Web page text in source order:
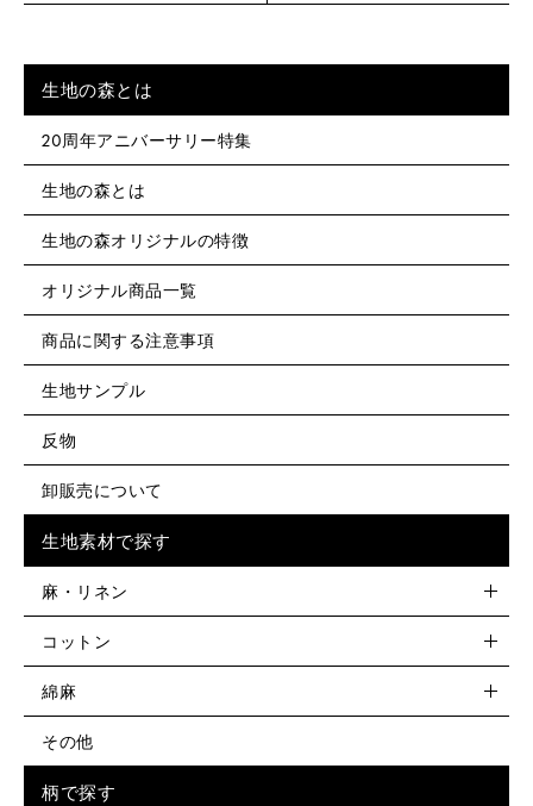
生地の森とは
20周年アニバーサリー特集
生地の森とは
生地の森オリジナルの特徴
オリジナル商品一覧
商品に関する注意事項
生地サンプル
反物
卸販売について
生地素材で探す
麻・リネン
コットン
綿麻
その他
柄で探す